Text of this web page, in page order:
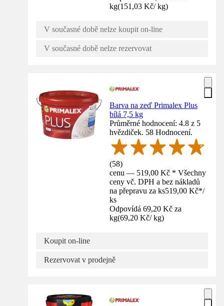
kg(151,03 Kč/ kg)
V současné době nelze koupit on-line
V současné době nelze rezervovat
Barva na zeď Primalex Plus
bílá 7,5 kg
Průměrné hodnocení: 4.8 z 5
hvězdiček. 58 Hodnocení.
(58)
cenu — 519,00 Kč * Všechny
ceny vč. DPH a bez nákladů
na přepravu za ks519,00 Kč*/
ks
Odpovídá 69,20 Kč za
kg(69,20 Kč/ kg)
Koupit on-line
Rezervovat v prodejně